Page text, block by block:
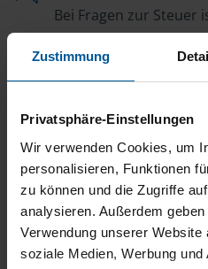
Zustimmung
Privatsphäre-Einstellungen
Wir verwenden Cookies, um
personalisieren, Funktionen
zu können und die Zugriffe
analysieren. Außerdem
Verwendung unserer
soziale Medien, Werbung
Bei Fragen zur Steuer
Fairer Beitrag
jährlichen
Jahreseinnahmen